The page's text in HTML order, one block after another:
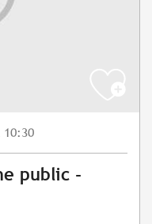
10:30
public -